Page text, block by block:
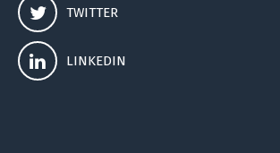
TWITTER
LINKEDIN